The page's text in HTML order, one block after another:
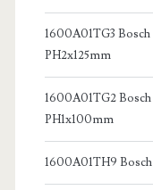
1600A01TG3
PH2x125mm
1600A01TG2
PH1x100mm
1600A01TH9